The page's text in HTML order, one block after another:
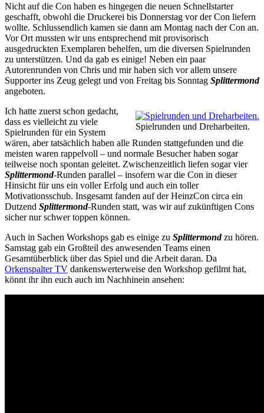
Nicht auf die Con haben es hingegen die neuen Schnellstarter
geschafft, obwohl die Druckerei bis Donnerstag vor der Con liefern
wollte. Schlussendlich kamen sie dann am Montag nach der Con an.
Vor Ort mussten wir uns entsprechend mit provisorisch
ausgedruckten Exemplaren behelfen, um die diversen Spielrunden
zu unterstützen. Und da gab es einige! Neben ein paar
Autorenrunden von Chris und mir haben sich vor allem unsere
Supporter ins Zeug gelegt und von Freitag bis Sonntag Splittermond
angeboten.
Spielrunden und Dreharbeiten.
Ich hatte zuerst schon gedacht,
dass es vielleicht zu viele
Spielrunden für ein System
wären, aber tatsächlich haben alle Runden stattgefunden und die
meisten waren rappelvoll – und normale Besucher haben sogar
teilweise noch spontan geleitet. Zwischenzeitlich liefen sogar vier
Splittermond-Runden parallel – insofern war die Con in dieser
Hinsicht für uns ein voller Erfolg und auch ein toller
Motivationsschub. Insgesamt fanden auf der HeinzCon circa ein
Dutzend Splittermond-Runden statt, was wir auf zukünftigen Cons
sicher nur schwer toppen können.
Auch in Sachen Workshops gab es einige zu Splittermondzu hören.
Samstag gab ein Großteil des anwesenden Teams einen
Gesamtüberblick über das Spiel und die Arbeit daran. Da
Orkenspalter TV dankenswerterweise den Workshop gefilmt hat,
könnt ihr ihn euch auch im Nachhinein ansehen: